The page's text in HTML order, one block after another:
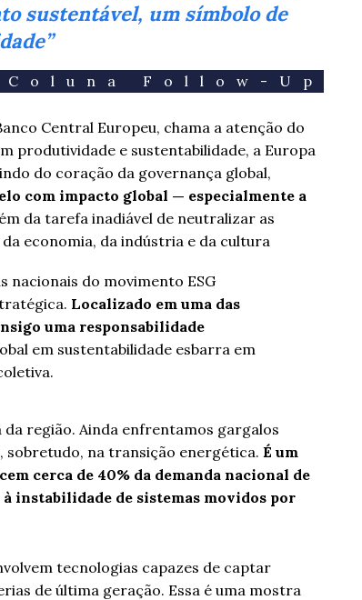
sustentável, um símbolo de
Coluna Follow-Up
Central Europeu, chama a atenção do
produtividade e sustentabilidade, a Europa
do coração da governança global,
com impacto global — especialmente a
da tarefa inadiável de neutralizar as
economia, da indústria e da cultura
nacionais do movimento ESG
Localizado em uma das
uma responsabilidade
em sustentabilidade esbarra em
região. Ainda enfrentamos gargalos
sobretudo, na transição energética. É um
cerca de 40% da demanda nacional de
instabilidade de sistemas movidos por
tecnologias capazes de captar
de última geração. Essa é uma mostra